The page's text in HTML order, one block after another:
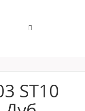
ST10